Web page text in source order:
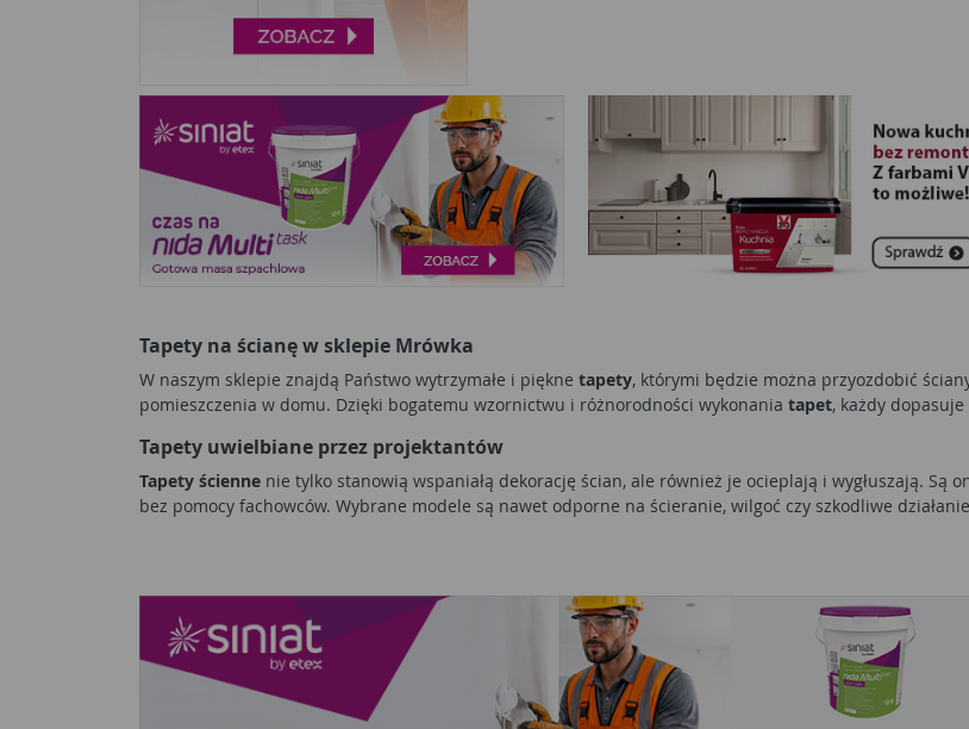
Tapety na ścianę w sklepie Mrówka
W naszym sklepie znajdą Państwo wytrzymałe i piękne tapety, którymi będzie można przyozdobić
pomieszczenia w domu. Dzięki bogatemu wzornictwu i różnorodności wykonania tapet, każdy
Tapety uwielbiane przez projektantów
Tapety ścienne nie tylko stanowią wspaniałą dekorację ścian, ale również je ocieplają i wygłuszają. Są
bez pomocy fachowców. Wybrane modele są nawet odporne na ścieranie, wilgoć czy szkodliwe
-tapety winylowe,
tapety flizelinowe,
tapety z włókna szklanego
W czasie wyboru najlepszego modelu warto zastanowić się również, na jakim podłożu będą klejone.